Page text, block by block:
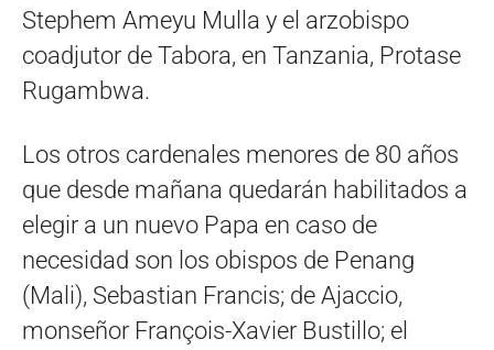
Stephem Ameyu Mulla y el arzobispo
coadjutor de Tabora, en Tanzania, Protase
Rugambwa.
Los otros cardenales menores de 80 años
que desde mañana quedarán habilitados a
elegir a un nuevo Papa en caso de
necesidad son los obispos de Penang
(Mali), Sebastian Francis; de Ajaccio,
monseñor François-Xavier Bustillo; el